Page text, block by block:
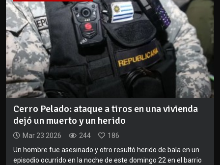
Cerro Pelado: ataque a tiros en una vivienda
dejó un muerto y un herido
Mar 23 2026 244
186
Un hombre fue asesinado y otro resultó herido de bala en un
episodio ocurrido en la noche de este domingo 22 en el barrio